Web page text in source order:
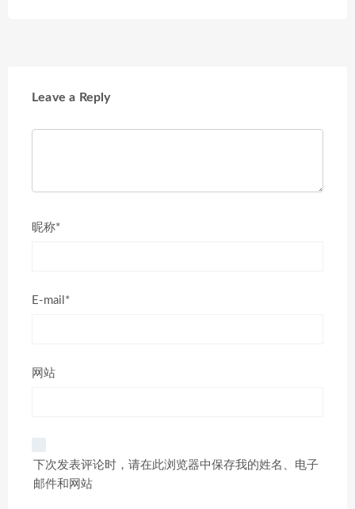
Leave a Reply
昵称*
E-mail*
网站
下次发表评论时，请在此浏览器中保存我的姓名、电子
邮件和网站